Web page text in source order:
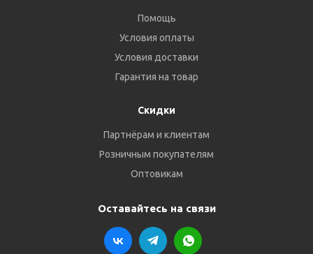
Помощь
Условия оплаты
Условия доставки
Гарантия на товар
Скидки
Партнёрам и клиентам
Розничным покупателям
Оптовикам
Оставайтесь на связи